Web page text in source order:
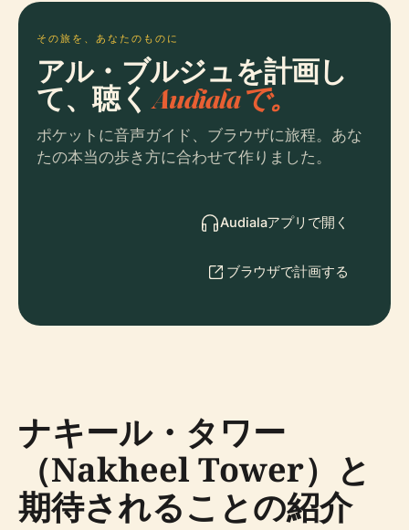
その旅を、あなたのものに
アル・ブルジュを計画し
て、聴くAudialaで。
ポケットに音声ガイド、ブラウザに旅程。あな
たの本当の歩き方に合わせて作りました。
Audialaアプリで開く
ブラウザで計画する
ナキール・タワー
（Nakheel Tower）と
期待されることの紹介